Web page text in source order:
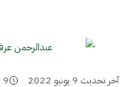
عبدالرحمن
آخر تحديث 9 يونيو 2022 9